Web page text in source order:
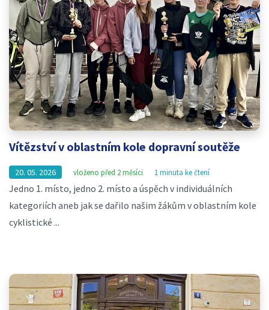
Vítězství v oblastním kole dopravní soutěže
20. 05. 2026 vloženo před 2 měsíci 1 minuta ke čtení
Jedno 1. místo, jedno 2. místo a úspěch v individuálních
kategoriích aneb jak se dařilo našim žákům v oblastním kole
cyklistické ...